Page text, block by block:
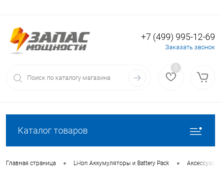
Вход Регистрация
+7 (499) 995-12-69
Заказать звонок
0
Каталог товаров
Главная страница • Li-Ion Аккумуляторы и Battery Pack • Аксессуары